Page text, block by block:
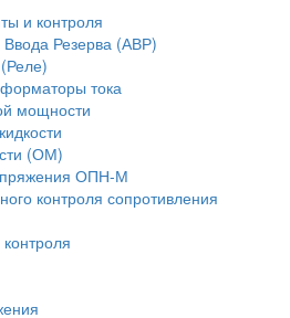
и контроля
Ввода Резерва (АВР)
тока
мощности
(ОМ)
ОПН-М
контроля сопротивления